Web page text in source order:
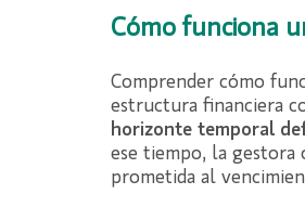
Cómo funciona
Comprender cómo
estructura financiera
horizonte temporal
ese tiempo, la gestora
prometida al